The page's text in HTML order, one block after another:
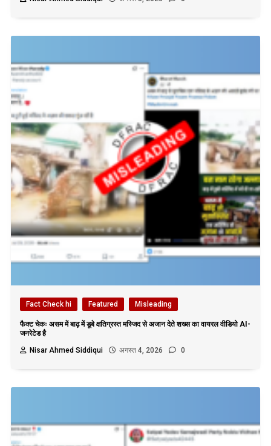
Fact Check hi Featured Misleading
फैक्ट चेकः असम में बाढ़ में डूबे क्षतिग्रस्त मस्जिद से अजान देते शख्स का वायरल वीडियो AI-
जनरेटेड है
Nisar Ahmed Siddiqui
अगस्त 4, 2026 0